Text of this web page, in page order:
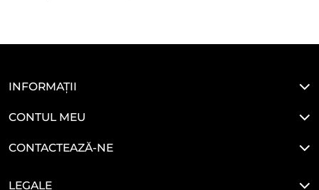
INFORMAȚII
CONTUL MEU
CONTACTEAZĂ-NE
LEGALE